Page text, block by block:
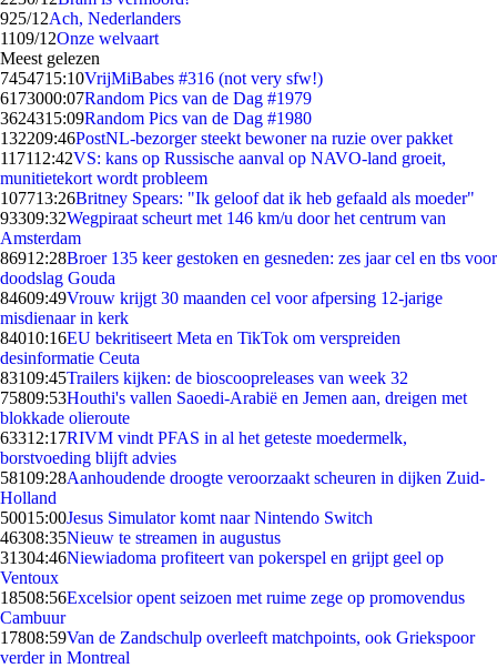
925/12Ach, Nederlanders
1109/12Onze welvaart
Meest gelezen
7454715:10VrijMiBabes #316 (not very sfw!)
6173000:07Random Pics van de Dag #1979
3624315:09Random Pics van de Dag #1980
132209:46PostNL-bezorger steekt bewoner na ruzie over pakket
117112:42VS: kans op Russische aanval op NAVO-land groeit,
munitietekort wordt probleem
107713:26Britney Spears: "Ik geloof dat ik heb gefaald als moeder"
93309:32Wegpiraat scheurt met 146 km/u door het centrum van
Amsterdam
86912:28Broer 135 keer gestoken en gesneden: zes jaar cel en tbs voor
doodslag Gouda
84609:49Vrouw krijgt 30 maanden cel voor afpersing 12-jarige
misdienaar in kerk
84010:16EU bekritiseert Meta en TikTok om verspreiden
desinformatie Ceuta
83109:45Trailers kijken: de bioscoopreleases van week 32
75809:53Houthi's vallen Saoedi-Arabië en Jemen aan, dreigen met
blokkade olieroute
63312:17RIVM vindt PFAS in al het geteste moedermelk,
borstvoeding blijft advies
58109:28Aanhoudende droogte veroorzaakt scheuren in dijken Zuid-
Holland
50015:00Jesus Simulator komt naar Nintendo Switch
46308:35Nieuw te streamen in augustus
31304:46Niewiadoma profiteert van pokerspel en grijpt geel op
Ventoux
18508:56Excelsior opent seizoen met ruime zege op promovendus
Cambuur
17808:59Van de Zandschulp overleeft matchpoints, ook Griekspoor
verder in Montreal